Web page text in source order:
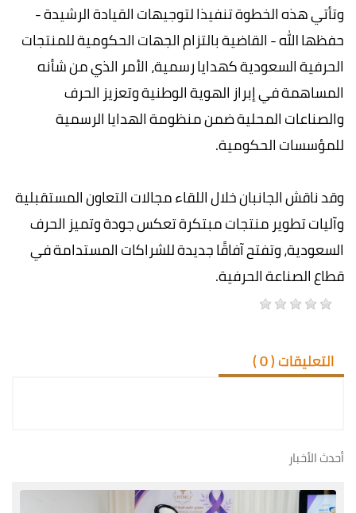
وتأتي هذه الخطوة تنفيذا لتوجيهات القيادة الرشيدة -
حفظها الله - القاضية بالتزام الجهات الحكومية للمنتجات
الحرفية السعودية كهدايا رسمية، الأمر الذي من شأنه
المساهمة في إبراز الهوية الوطنية وتعزيز الحرف
والصناعات المحلية ضمن منظومة الهدايا الرسمية
للمؤسسات الحكومية.
وقد ناقش الجانبان خلال اللقاء مجالات التعاون المستقبلية
وآليات تطوير منتجات مبتكرة تعكس جودة وتميز الحرف
السعودية، وتفتح آفاقًا جديدة للشراكات المستدامة في
قطاع الصناعة الحرفية.
التعليقات (0
)
أحدث الأخبار